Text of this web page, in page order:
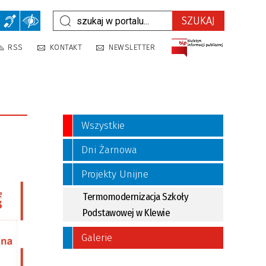
RSS KONTAKT NEWSLETTER
Wszystkie
Dni Żarnowa
Projekty Unijne
Termomodernizacja Szkoły
Podstawowej w Klewie
Galerie